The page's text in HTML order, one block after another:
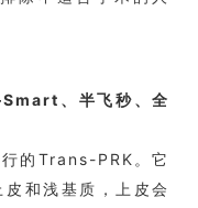
、半飞秒、全
的Trans-PRK。它
和浅基质，上皮会